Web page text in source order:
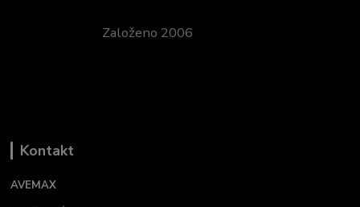
Založeno 2006
Kontakt
AVEMAX